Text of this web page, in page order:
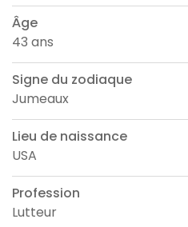
Âge
43 ans
Signe du zodiaque
Jumeaux
Lieu de naissance
USA
Profession
Lutteur